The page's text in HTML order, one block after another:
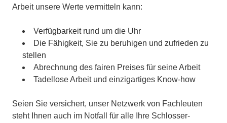
Arbeit unsere Werte vermitteln kann:
Verfügbarkeit rund um die Uhr
Die Fähigkeit, Sie zu beruhigen und zufrieden zu
stellen
Abrechnung des fairen Preises für seine Arbeit
Tadellose Arbeit und einzigartiges Know-how
Seien Sie versichert, unser Netzwerk von Fachleuten
steht Ihnen auch im Notfall für alle Ihre Schlosser-